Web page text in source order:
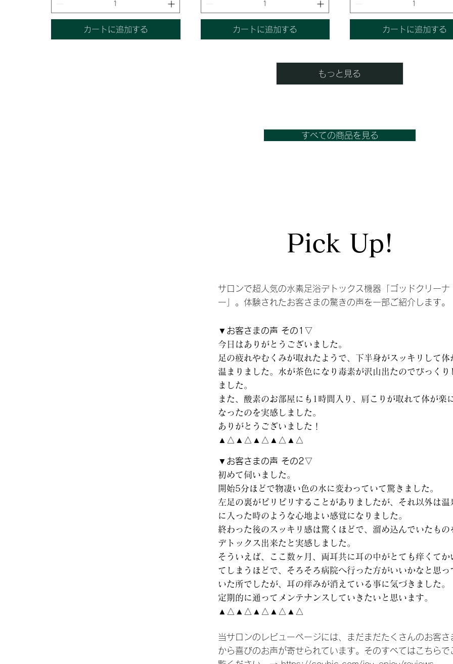
カートに追加する カートに追加する カートに追加する
もっと見る
すべての商品を見る
Pick Up!
サロンで超人気の水素足浴デトックス機器「ゴッドクリーナ
ー」。体験されたお客さまの驚きの声を一部ご紹介します。
​▼ お客さまの声 その1 ▽
今日はありがとうございました。
足の疲れやむくみが取れたようで、下半身がスッキリして体
温まりました。水が茶色になり毒素が沢山出たのでびっくり
ました。
また、酸素のお部屋にも1時間入り、肩こりが取れて体が楽
なったのを実感しました。
ありがとうございました！
▲△▲△▲△▲△▲△
​▼ お客さまの声 その2▽
初めて伺いました。
開始5分ほどで物凄い色の水に変わっていて驚きました。
左足の裏がピリピリすることがありましたが、それ以外は温
に入った時のような心地よい感覚になりました。
終わった後のスッキリ感は驚くほどで、溜め込んでいたもの
デトックス出来たと実感しました。
そういえば、ここ数ヶ月、両耳共に耳の中がとても痒くてか
てしまうほどで、そろそろ病院へ行った方がいいかなと思っ
いた所でしたが、耳の痒みが消えている事に気づきました。
定期的に通ってメンテナンスしていきたいと思います。
▲△▲△▲△▲△▲△
当サロンのレビューページには、まだまだたくさんのお客さ
から喜びのお声が寄せられています。そのすべてはこちらで